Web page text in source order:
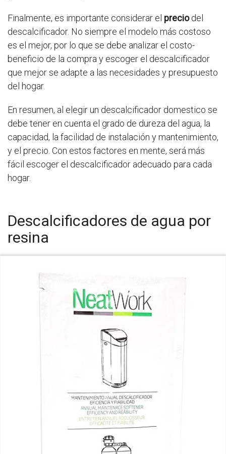
Finalmente, es importante considerar el preciodel
descalcificador. No siempre el modelo más costoso
es el mejor, por lo que se debe analizar el costo-
beneficio de la compra y escoger el descalcificador
que mejor se adapte a las necesidades y presupuesto
del hogar.
En resumen, al elegir un descalcificador domestico se
debe tener en cuenta el grado de dureza del agua, la
capacidad, la facilidad de instalación y mantenimiento,
y el precio. Con estos factores en mente, será más
fácil escoger el descalcificador adecuado para cada
hogar.
Descalcificadores de agua por
resina